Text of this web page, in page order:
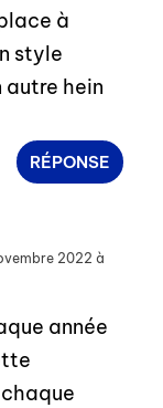
à
style
autre hein
RÉPONSE
2022 à
année